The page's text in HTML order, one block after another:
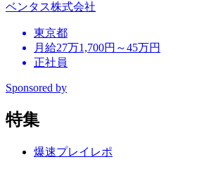
ベンタス株式会社
東京都
月給27万1,700円～45万円
正社員
Sponsored by
特集
爆速プレイレポ